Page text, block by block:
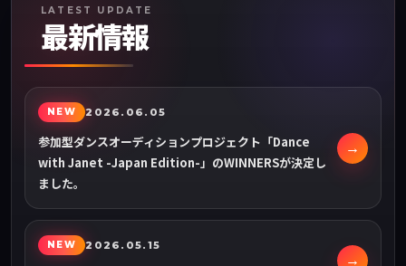
LATEST UPDATE
最新情報
NEW 2026.06.05
参加型ダンスオーディションプロジェクト「Dance
with Janet -Japan Edition-」のWINNERSが決定し
ました。
NEW 2026.05.15